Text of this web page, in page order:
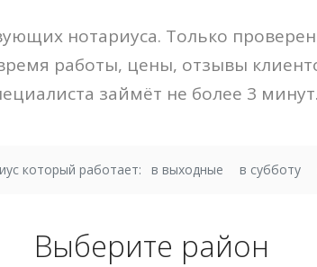
нотариуса. Только
работы, цены, отзывы
займёт не более 3 минут.
который работает: в выходные в субботу
Выберите район